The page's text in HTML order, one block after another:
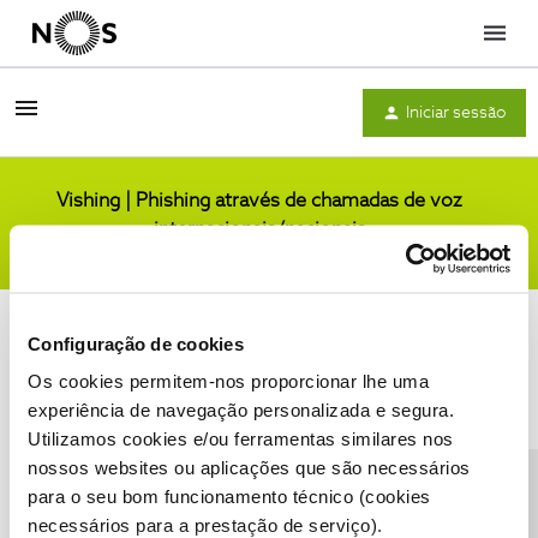
Configuração de cookies
Os cookies permitem-nos proporcionar lhe uma
experiência de navegação personalizada e segura.
Utilizamos cookies e/ou ferramentas similares nos
nossos websites ou aplicações que são necessários
para o seu bom funcionamento técnico (cookies
necessários para a prestação de serviço).
Menu
Iniciar sessão
Vishing | Phishing através de chamadas de voz
internacionais/nacionais
Condições do Fórum NOS Accessibility statement